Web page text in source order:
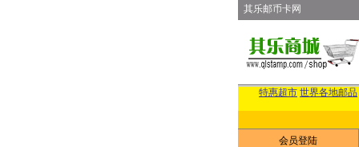
其乐邮币卡网
特惠超市 世界各地邮品
会员登陆